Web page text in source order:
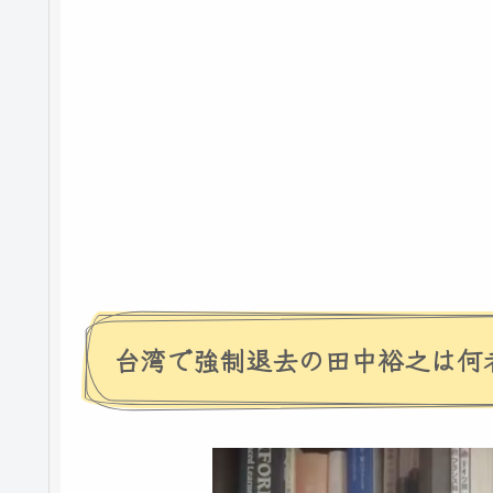
台湾で強制退去の田中裕之は何